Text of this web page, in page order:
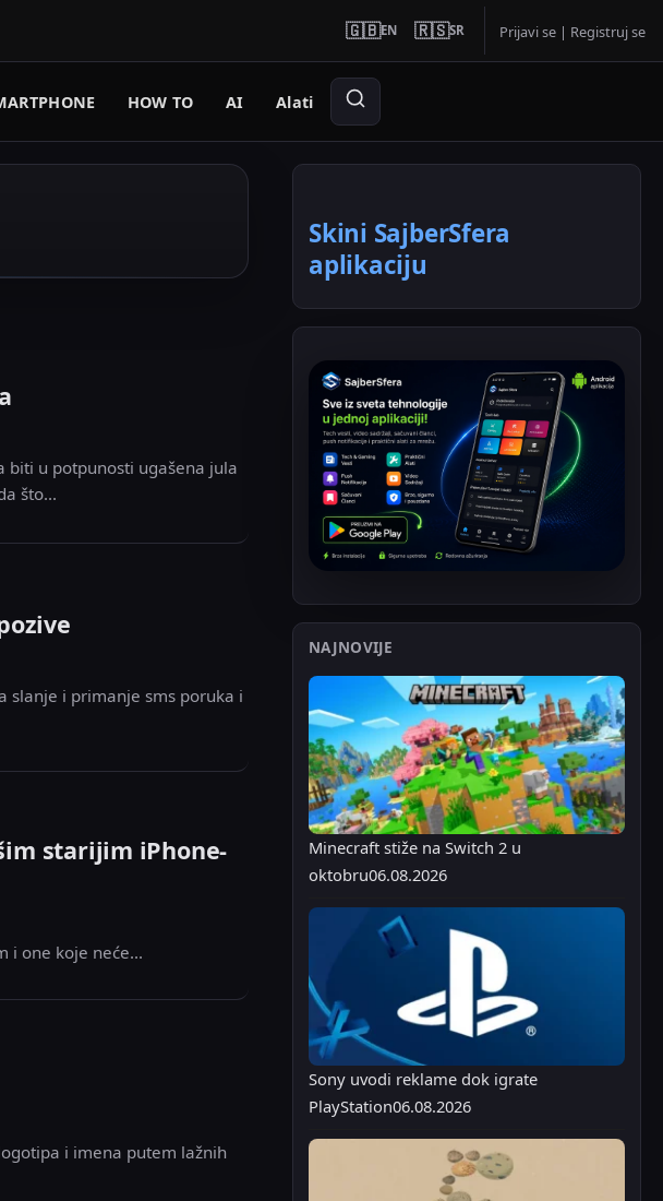
🇬🇧EN 🇷🇸SR Prijavi se | Registruj se
HOW TO AI Alati
biti u potpunosti ugašena jula
što...
slanje i primanje sms poruka i
starijim iPhone-
i one koje neće...
i imena putem lažnih
Skini SajberSfera
aplikaciju
NAJNOVIJE
Minecraft stiže na Switch 2 u
oktobru06.08.2026
Sony uvodi reklame dok igrate
PlayStation06.08.2026